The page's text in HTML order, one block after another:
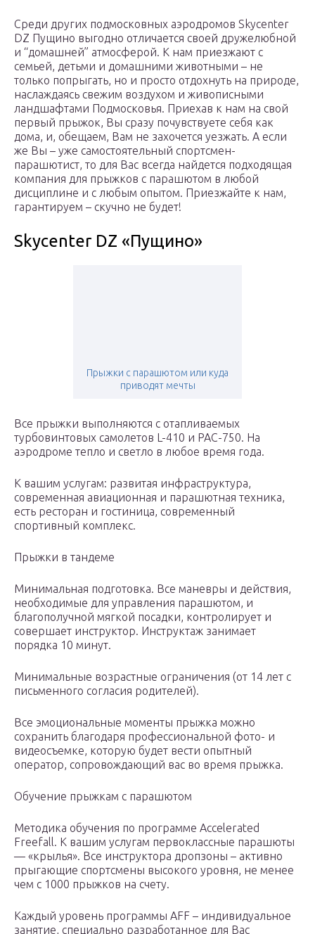
Среди других подмосковных аэродромов Skycenter
DZ Пущино выгодно отличается своей дружелюбной
и “домашней” атмосферой. К нам приезжают с
семьей, детьми и домашними животными – не
только попрыгать, но и просто отдохнуть на природе,
наслаждаясь свежим воздухом и живописными
ландшафтами Подмосковья. Приехав к нам на свой
первый прыжок, Вы сразу почувствуете себя как
дома, и, обещаем, Вам не захочется уезжать. А если
же Вы – уже самостоятельный спортсмен-
парашютист, то для Вас всегда найдется подходящая
компания для прыжков с парашютом в любой
дисциплине и с любым опытом. Приезжайте к нам,
гарантируем – скучно не будет!
Skycenter DZ «Пущино»
Прыжки с парашютом или куда
приводят мечты
Все прыжки выполняются с отапливаемых
турбовинтовых самолетов L-410 и PAC-750. На
аэродроме тепло и светло в любое время года.
К вашим услугам: развитая инфраструктура,
современная авиационная и парашютная техника,
есть ресторан и гостиница, современный
спортивный комплекс.
Прыжки в тандеме
Минимальная подготовка. Все маневры и действия,
необходимые для управления парашютом, и
благополучной мягкой посадки, контролирует и
совершает инструктор. Инструктаж занимает
порядка 10 минут.
Минимальные возрастные ограничения (от 14 лет с
письменного согласия родителей).
Все эмоциональные моменты прыжка можно
сохранить благодаря профессиональной фото- и
видеосъемке, которую будет вести опытный
оператор, сопровождающий вас во время прыжка.
Обучение прыжкам с парашютом
Методика обучения по программе Accelerated
Freefall. К вашим услугам первоклассные парашюты
— «крылья». Все инструктора дропзоны – активно
прыгающие спортсмены высокого уровня, не менее
чем с 1000 прыжков на счету.
Каждый уровень программы AFF – индивидуальное
занятие, специально разработанное для Вас